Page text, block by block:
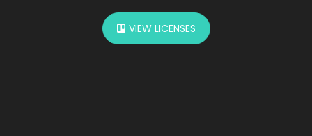
VIEW LICENSES